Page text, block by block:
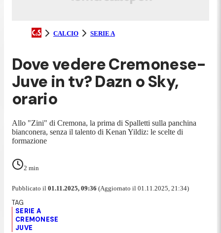
CALCIO SERIE A
Dove vedere Cremonese-
Juve in tv? Dazn o Sky,
orario
Allo "Zini" di Cremona, la prima di Spalletti sulla panchina
bianconera, senza il talento di Kenan Yildiz: le scelte di
formazione
2 min
Pubblicato il 01.11.2025, 09:36 (Aggiornato il 01.11.2025, 21:34)
SERIE A
CREMONESE
JUVE